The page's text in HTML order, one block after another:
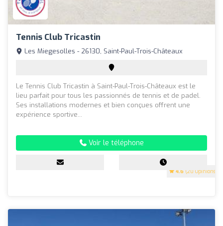
Tennis Club Tricastin
4.6 (20 Opinions)
Les Miegesolles - 26130, Saint-Paul-Trois-Châteaux
Le Tennis Club Tricastin à Saint-Paul-Trois-Châteaux est le
lieu parfait pour tous les passionnés de tennis et de padel.
Ses installations modernes et bien conçues offrent une
expérience sportive...
Voir le téléphone